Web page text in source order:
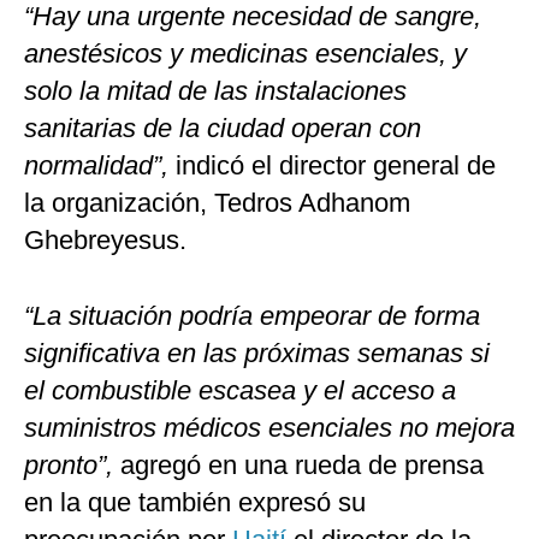
“Hay una urgente necesidad de sangre,
anestésicos y medicinas esenciales, y
solo la mitad de las instalaciones
sanitarias de la ciudad operan con
normalidad”, indicó el director general de
la organización, Tedros Adhanom
Ghebreyesus.
“La situación podría empeorar de forma
significativa en las próximas semanas si
el combustible escasea y el acceso a
suministros médicos esenciales no mejora
pronto”, agregó en una rueda de prensa
en la que también expresó su